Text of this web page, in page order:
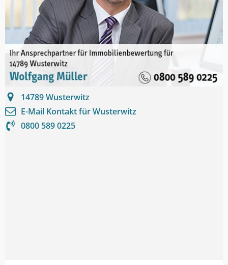
14789Wusterwitz
E-Mail Kontakt fürWusterwitz
0800 589 0225